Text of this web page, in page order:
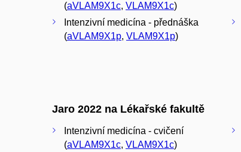
(aVLAM9X1c, VLAM9X1c)
Intenzivní medicína - přednáška
(aVLAM9X1p, VLAM9X1p)
Jaro 2022 na Lékařské fakultě
Intenzivní medicína - cvičení
(aVLAM9X1c, VLAM9X1c)